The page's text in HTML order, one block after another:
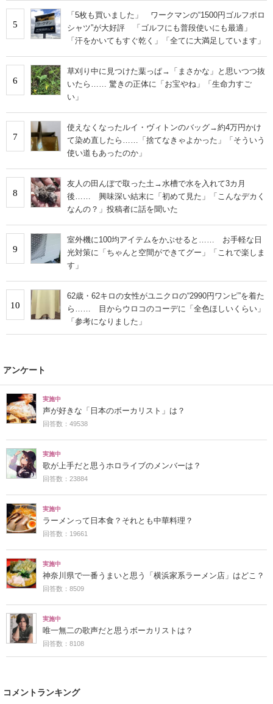
5
「5枚も買いました」 ワークマンの“1500円ゴルフポロ
シャツ”が大好評 「ゴルフにも普段使いにも最適」
「汗をかいてもすぐ乾く」「全てに大満足しています」
6
草刈り中に見つけた葉っぱ→「まさかな」と思いつつ抜
いたら…… 驚きの正体に「お宝やね」「生命力すご
い」
7
使えなくなったルイ・ヴィトンのバッグ→約4万円かけ
て染め直したら……「捨てなきゃよかった」「そういう
使い道もあったのか」
8
友人の田んぼで取った土→水槽で水を入れて3カ月
後…… 興味深い結末に「初めて見た」「こんなデカく
なんの？」投稿者に話を聞いた
9
室外機に100均アイテムをかぶせると…… お手軽な日
光対策に「ちゃんと空間ができてグー」「これで楽しま
す」
10
62歳・62キロの女性がユニクロの“2990円ワンピ”を着た
ら…… 目からウロコのコーデに「全色ほしいくらい」
「参考になりました」
アンケート
実施中
声が好きな「日本のボーカリスト」は？
回答数：49538
実施中
歌が上手だと思うホロライブのメンバーは？
回答数：23884
実施中
ラーメンって日本食？それとも中華料理？
回答数：19661
実施中
神奈川県で一番うまいと思う「横浜家系ラーメン店」はどこ？
回答数：8509
実施中
唯一無二の歌声だと思うボーカリストは？
回答数：8108
コメントランキング